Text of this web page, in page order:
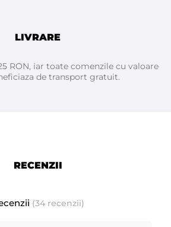
LIVRARE
RON, iar toate comenzile cu valoare
de transport gratuit.
RECENZII
(34 recenzii)